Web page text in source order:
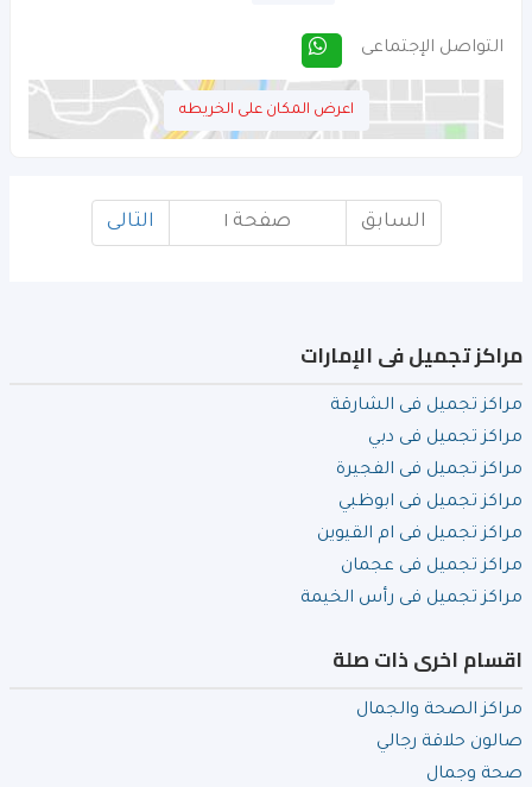
التواصل الإجتماعى
اعرض المكان على الخريطه
السابق صفحة ١ التالى
مراكز تجميل فى الإمارات
مراكز تجميل فى الشارقة
مراكز تجميل فى دبي
مراكز تجميل فى الفجيرة
مراكز تجميل فى ابوظبي
مراكز تجميل فى ام القيوين
مراكز تجميل فى عجمان
مراكز تجميل فى رأس الخيمة
اقسام اخرى ذات صلة
مراكز الصحة والجمال
صالون حلاقة رجالي
صحة وجمال